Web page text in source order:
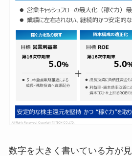
数字を大きく書いている方が